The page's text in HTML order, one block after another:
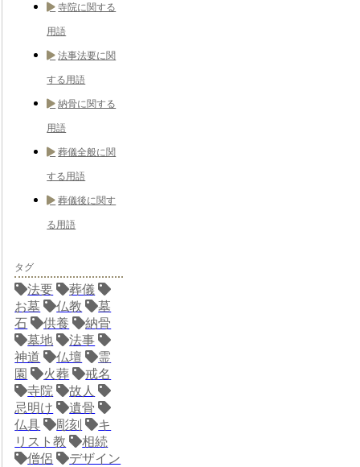
寺院に関する
用語
法事法要に関
する用語
納骨に関する
用語
葬儀全般に関
する用語
葬儀後に関す
る用語
タグ
法要
葬儀
お墓
仏教
墓
石
供養
納骨
墓地
法事
神道
仏壇
霊
園
火葬
戒名
寺院
故人
忌明け
遺骨
仏具
彫刻
キ
リスト教
相続
僧侶
デザイン